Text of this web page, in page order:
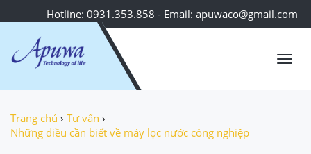
Hotline: 0931.353.858 - Email: apuwaco@gmail.com
Trang chủ › Tư vấn ›
Những điều cần biết về máy lọc nước công nghiệp